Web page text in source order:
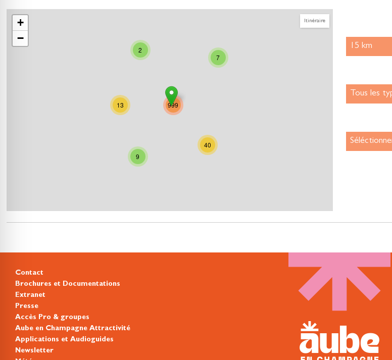
Itinéraire
7
2
9
40
13 999
+
−
Contact
Brochures et Documentations
Extranet
Presse
Accès Pro & groupes
Aube en Champagne Attractivité
Applications et Audioguides
Newsletter